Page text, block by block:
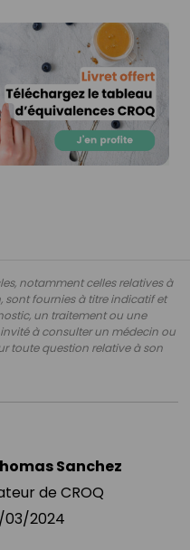
notamment celles relatives à
fournies à titre indicatif et
un traitement ou une
à consulter un médecin ou
toute question relative à son
Sanchez
de CROQ
2024